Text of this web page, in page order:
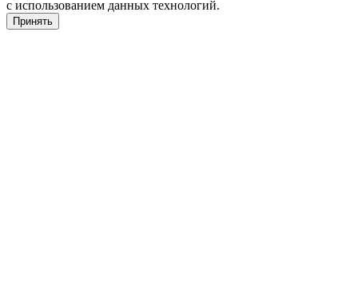
с использованием данных технологий.
Принять